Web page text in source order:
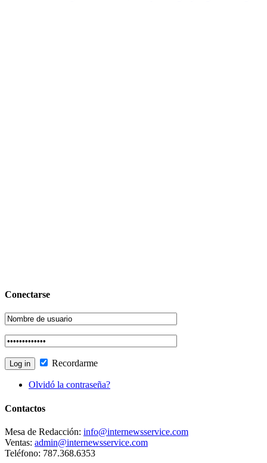
Conectarse
Recordarme
Olvidó la contraseña?
Contactos
Mesa de Redacción: info@internewsservice.com
Ventas: admin@internewsservice.com
Teléfono: 787.368.6353